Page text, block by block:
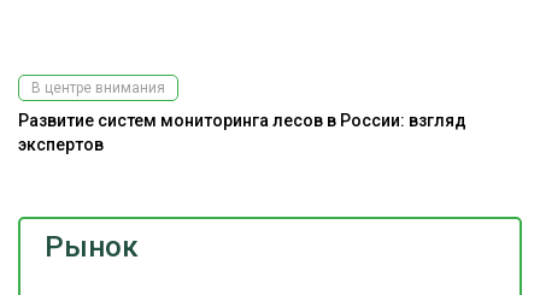
Рынок
В центре внимания
Развитие систем мониторинга лесов в России: взгляд
экспертов